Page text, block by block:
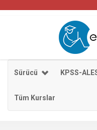
Sürücü KPSS-
Tüm Kurslar